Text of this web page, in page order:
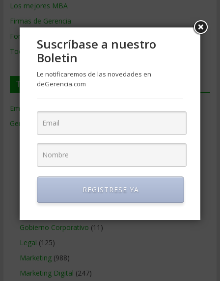
Los mejores MBA
Firmas de Gerencia
Formación de Gerencia
Todos los Temas
Temas de Gerencia
Empresas de Gerencia
Gerencia
(9.477)
Ciencias Económicas(80)
Contabilidad(466)
Educacion Gerencial(454)
Estrategia Empresarial
Gobierno Corporativo (11)
Legal (125)
Marketing(988)
Marketing Digital (247)
Suscríbase a nuestro
Boletin
Le notificaremos de las novedades en
deGerencia.com
REGISTRESE YA